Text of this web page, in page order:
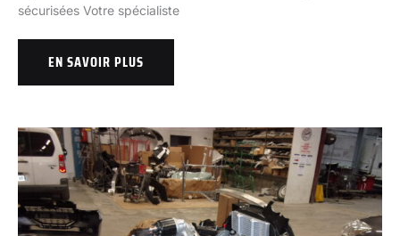
sécurisées Votre spécialiste
EN SAVOIR PLUS